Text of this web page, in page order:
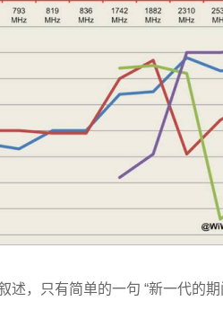
述，只有简单的一句 “新一代的